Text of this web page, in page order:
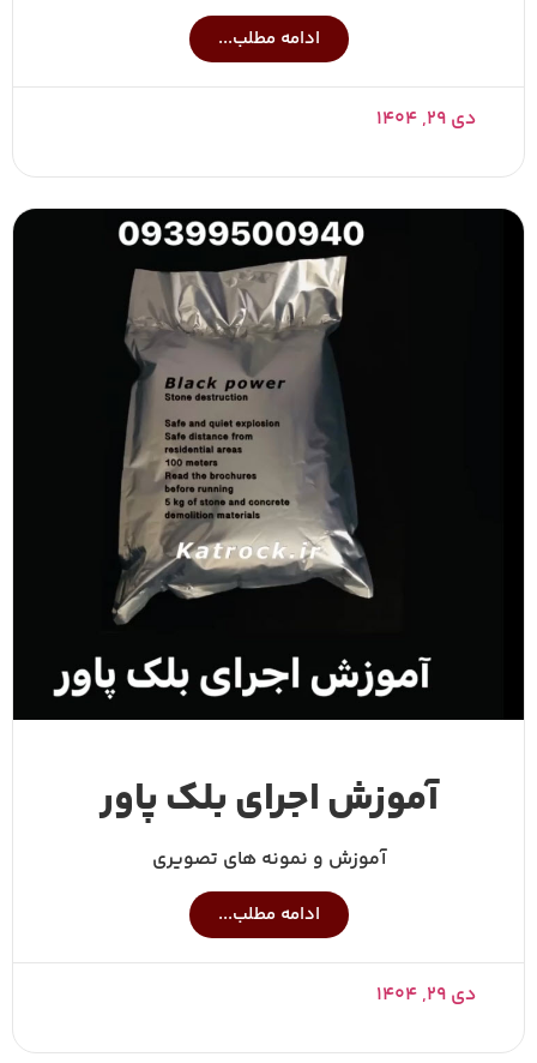
ادامه مطلب...
دی ۲۹, ۱۴۰۴
آموزش اجرای بلک پاور
آموزش و نمونه های تصویری
ادامه مطلب...
دی ۲۹, ۱۴۰۴